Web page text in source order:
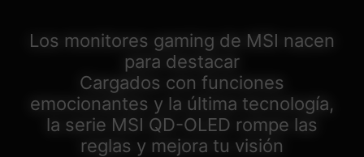
Los monitores gaming de MSI nacen
para destacar
Cargados con funciones
emocionantes y la última tecnología,
la serie MSI QD-OLED rompe las
reglas y mejora tu visión